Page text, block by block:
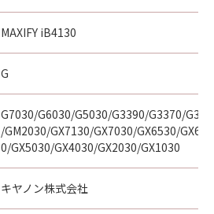
MAXIFY iB4130
G
G7030/G6030/G5030/G3390/G3370/
/GM2030/GX7130/GX7030/GX6530/
0/GX5030/GX4030/GX2030/GX1030
キヤノン株式会社